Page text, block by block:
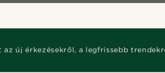
az új érkezésekről, a legfrissebb